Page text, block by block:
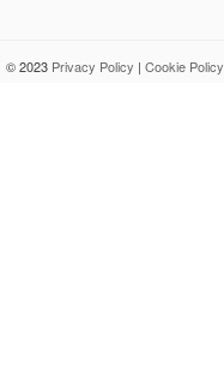
© 2023 Privacy Policy | Cookie Policy